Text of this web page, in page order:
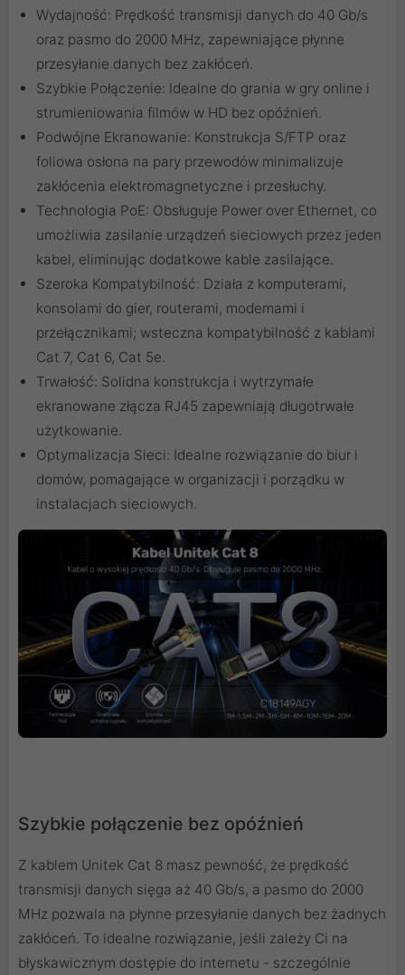
Wydajność: Prędkość transmisji danych do 40 Gb/s
oraz pasmo do 2000 MHz, zapewniające płynne
przesyłanie danych bez zakłóceń.
Szybkie Połączenie: Idealne do grania w gry online i
strumieniowania filmów w HD bez opóźnień.
Podwójne Ekranowanie: Konstrukcja S/FTP oraz
foliowa osłona na pary przewodów minimalizuje
zakłócenia elektromagnetyczne i przesłuchy.
Technologia PoE: Obsługuje Power over Ethernet, co
umożliwia zasilanie urządzeń sieciowych przez jeden
kabel, eliminując dodatkowe kable zasilające.
Szeroka Kompatybilność: Działa z komputerami,
konsolami do gier, routerami, modemami i
przełącznikami; wsteczna kompatybilność z kablami
Cat 7, Cat 6, Cat 5e.
Trwałość: Solidna konstrukcja i wytrzymałe
ekranowane złącza RJ45 zapewniają długotrwałe
użytkowanie.
Optymalizacja Sieci: Idealne rozwiązanie do biur i
domów, pomagające w organizacji i porządku w
instalacjach sieciowych.
Szybkie połączenie bez opóźnień
Z kablem Unitek Cat 8 masz pewność, że prędkość
transmisji danych sięga aż 40 Gb/s, a pasmo do 2000
MHz pozwala na płynne przesyłanie danych bez żadnych
zakłóceń. To idealne rozwiązanie, jeśli zależy Ci na
błyskawicznym dostępie do internetu - szczególnie